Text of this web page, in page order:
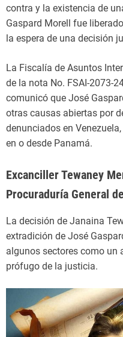
contra y la existencia de
Gaspard Morell fue
la espera de una decisión
La Fiscalía de Asuntos
de la nota No. FSAI-2073-
comunicó que José
otras causas abiertas por
denunciados en
en o desde Panamá.
Excanciller Tewaney
Procuraduría General
La decisión de Janaina
extradición de José
algunos sectores como un
prófugo de la justicia.